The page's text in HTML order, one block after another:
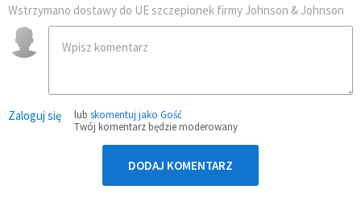
Wstrzymano dostawy do UE szczepionek firmy Johnson & Johnson
Zaloguj się lub skomentuj jako Gość
Twój komentarz będzie moderowany
DODAJ KOMENTARZ